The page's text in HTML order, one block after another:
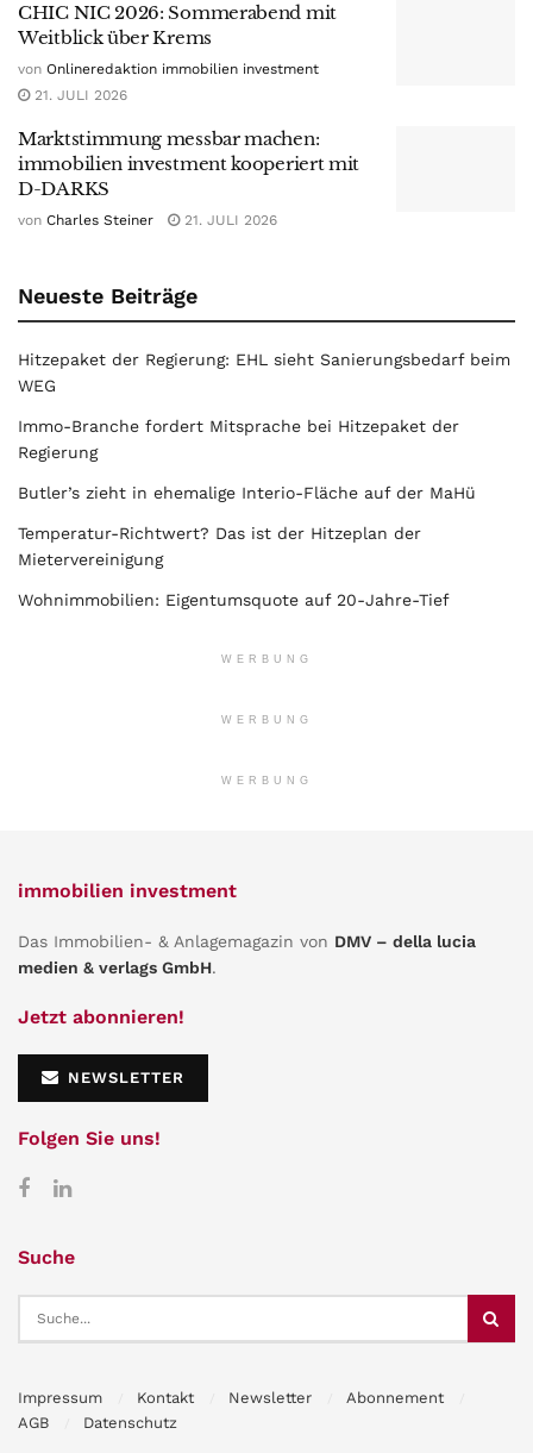
CHIC NIC 2026: Sommerabend mit
Weitblick über Krems
von Onlineredaktion immobilien investment
21. JULI 2026
Marktstimmung messbar machen:
immobilien investment kooperiert mit
D-DARKS
von Charles Steiner 21. JULI 2026
Neueste Beiträge
Hitzepaket der Regierung: EHL sieht Sanierungsbedarf beim
WEG
Immo-Branche fordert Mitsprache bei Hitzepaket der
Regierung
Butler’s zieht in ehemalige Interio-Fläche auf der MaHü
Temperatur-Richtwert? Das ist der Hitzeplan der
Mietervereinigung
Wohnimmobilien: Eigentumsquote auf 20-Jahre-Tief
WERBUNG
WERBUNG
WERBUNG
immobilien investment
Das Immobilien- & Anlagemagazin von DMV – della lucia
medien & verlags GmbH.
Jetzt abonnieren!
NEWSLETTER
Folgen Sie uns!
Suche
Impressum Kontakt Newsletter
Abonnement
AGB
Datenschutz